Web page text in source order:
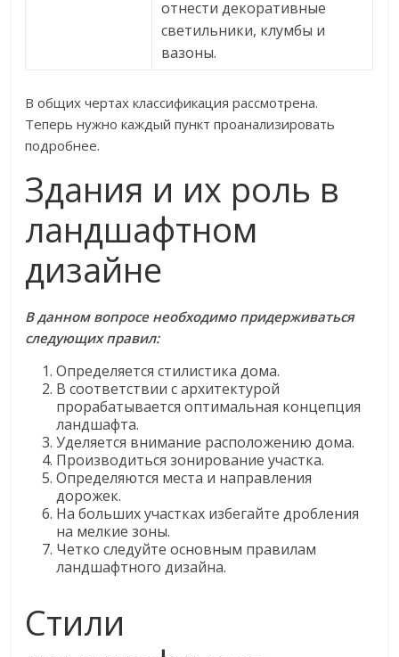
отнести декоративные
светильники, клумбы и
вазоны.
В общих чертах классификация рассмотрена.
Теперь нужно каждый пункт проанализировать
подробнее.
Здания и их роль в
ландшафтном
дизайне
В данном вопросе необходимо придерживаться
следующих правил:
Определяется стилистика дома.
В соответствии с архитектурой
прорабатывается оптимальная концепция
ландшафта.
Уделяется внимание расположению дома.
Производиться зонирование участка.
Определяются места и направления
дорожек.
На больших участках избегайте дробления
на мелкие зоны.
Четко следуйте основным правилам
ландшафтного дизайна.
Стили